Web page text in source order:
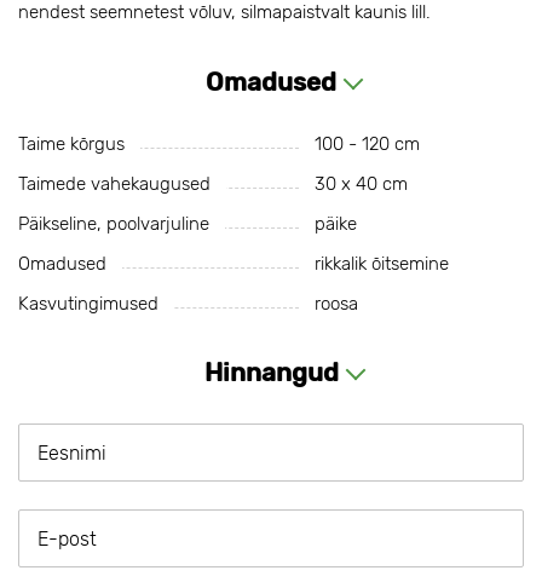
nendest seemnetest võluv, silmapaistvalt kaunis lill.
Omadused
Taime kõrgus
100 - 120 cm
Taimede vahekaugused
30 х 40 cm
Päikseline, poolvarjuline
päike
Omadused
rikkalik õitsemine
Kasvutingimused
roosa
Hinnangud